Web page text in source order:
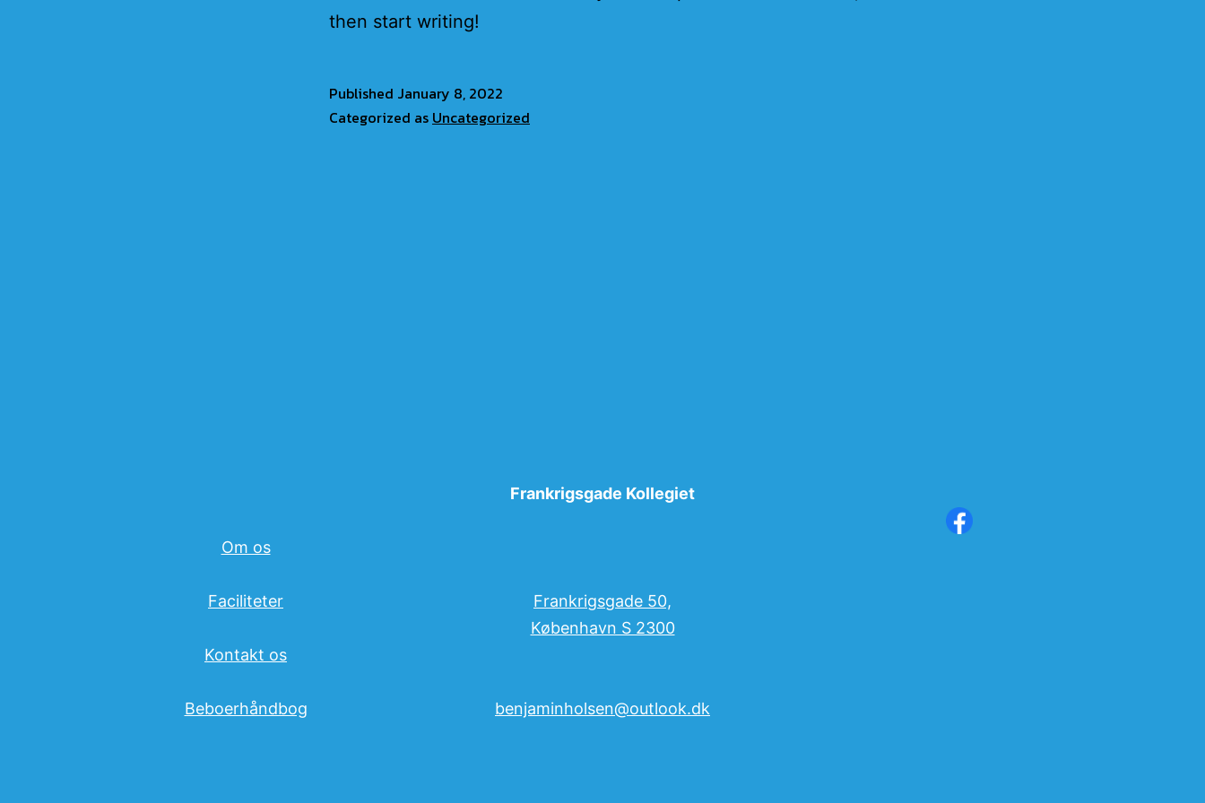
then start writing!
Published January 8, 2022
Categorized as Uncategorized
Om os
Faciliteter
Kontakt os
Beboerhåndbog
Frankrigsgade Kollegiet
Frankrigsgade 50,
København S 2300
benjaminholsen@outlook.dk